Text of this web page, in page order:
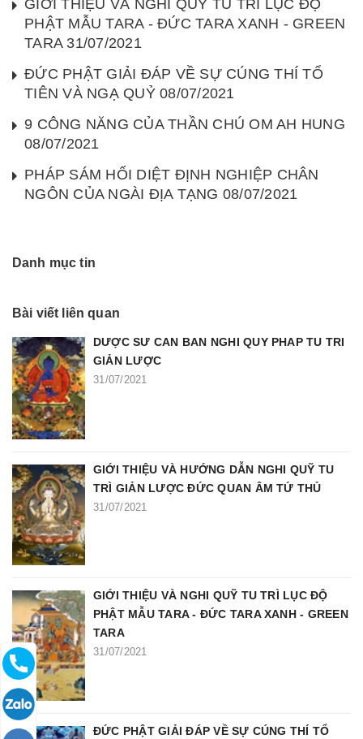
GIỚI THIỆU VÀ NGHI QUỸ TU TRÌ LỤC ĐỘ
PHẬT MẪU TARA - ĐỨC TARA XANH - GREEN
TARA 31/07/2021
ĐỨC PHẬT GIẢI ĐÁP VỀ SỰ CÚNG THÍ TỔ
TIÊN VÀ NGẠ QUỶ 08/07/2021
9 CÔNG NĂNG CỦA THẦN CHÚ OM AH HUNG
08/07/2021
PHÁP SÁM HỐI DIỆT ĐỊNH NGHIỆP CHÂN
NGÔN CỦA NGÀI ĐỊA TẠNG 08/07/2021
Danh mục tin
Bài viết liên quan
DƯỢC SƯ CĂN BẢN NGHI QUỸ PHÁP TU TRÌ
GIẢN LƯỢC
31/07/2021
GIỚI THIỆU VÀ HƯỚNG DẪN NGHI QUỸ TU
TRÌ GIẢN LƯỢC ĐỨC QUAN ÂM TỨ THỦ
31/07/2021
GIỚI THIỆU VÀ NGHI QUỸ TU TRÌ LỤC ĐỘ
PHẬT MẪU TARA - ĐỨC TARA XANH - GREEN
TARA
31/07/2021
ĐỨC PHẬT GIẢI ĐÁP VỀ SỰ CÚNG THÍ TỔ